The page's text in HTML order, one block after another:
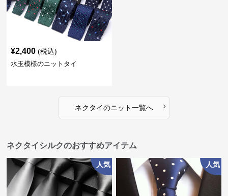
¥2,400 (税込)
水玉模様のニットタイ
ネクタイのニット一覧へ ›
ネクタイシルクのおすすめアイテム
人気 人気